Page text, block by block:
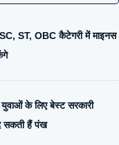
ST, OBC कैटेगरी में माइनस
के लिए बेस्ट सरकारी
सकती हैं पंख